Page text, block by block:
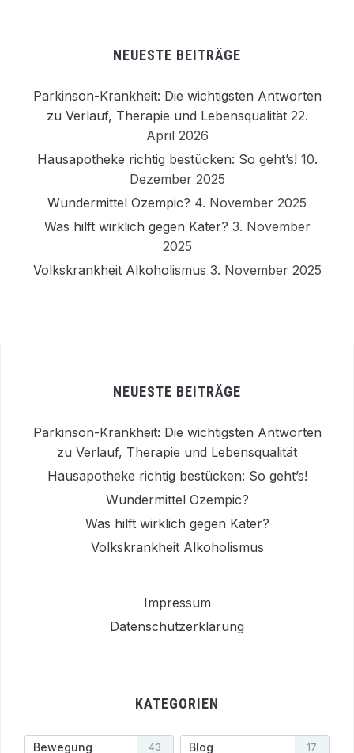
NEUESTE BEITRÄGE
Parkinson-Krankheit: Die wichtigsten Antworten
zu Verlauf, Therapie und Lebensqualität 22.
April 2026
Hausapotheke richtig bestücken: So geht’s! 10.
Dezember 2025
Wundermittel Ozempic? 4. November 2025
Was hilft wirklich gegen Kater? 3. November
2025
Volkskrankheit Alkoholismus 3. November 2025
NEUESTE BEITRÄGE
Parkinson-Krankheit: Die wichtigsten Antworten
zu Verlauf, Therapie und Lebensqualität
Hausapotheke richtig bestücken: So geht’s!
Wundermittel Ozempic?
Was hilft wirklich gegen Kater?
Volkskrankheit Alkoholismus
Impressum
Datenschutzerklärung
KATEGORIEN
Bewegung 43 Blog 17